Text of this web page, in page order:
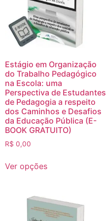
Estágio em Organização
do Trabalho Pedagógico
na Escola: uma
Perspectiva de Estudantes
de Pedagogia a respeito
dos Caminhos e Desafios
da Educação Pública (E-
BOOK GRATUITO)
R$ 0,00
Ver opções